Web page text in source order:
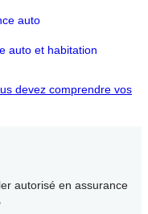
auto
auto et habitation
devez comprendre vos
autorisé en assurance